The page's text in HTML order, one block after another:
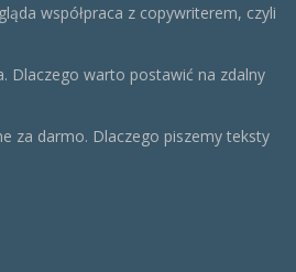
współpraca z copywriterem, czyli
Dlaczego warto postawić na zdalny
za darmo. Dlaczego piszemy teksty